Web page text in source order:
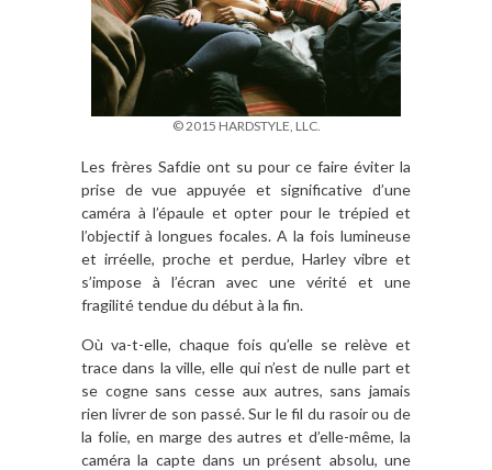
© 2015 HARDSTYLE, LLC.
Les frères Safdie ont su pour ce faire éviter la
prise de vue appuyée et significative d’une
caméra à l’épaule et opter pour le trépied et
l’objectif à longues focales. A la fois lumineuse
et irréelle, proche et perdue, Harley vibre et
s’impose à l’écran avec une vérité et une
fragilité tendue du début à la fin.
Où va-t-elle, chaque fois qu’elle se relève et
trace dans la ville, elle qui n’est de nulle part et
se cogne sans cesse aux autres, sans jamais
rien livrer de son passé. Sur le fil du rasoir ou de
la folie, en marge des autres et d’elle-même, la
caméra la capte dans un présent absolu, une